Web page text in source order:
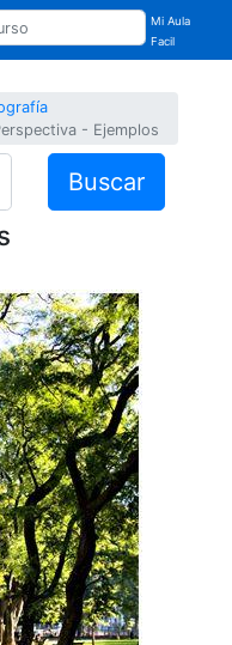
Mi Aula
Facil
- Ejemplos
Buscar